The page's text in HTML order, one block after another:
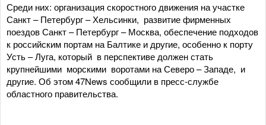
Среди них: организация скоростного движения на участке
Санкт – Петербург – Хельсинки, развитие фирменных
поездов Санкт – Петербург – Москва, обеспечение подходов
к российским портам на Балтике и другие, особенно к порту
Усть – Луга, который в перспективе должен стать
крупнейшими морскими воротами на Северо – Западе, и
другие. Об этом 47News сообщили в пресс-службе
областного правительства.